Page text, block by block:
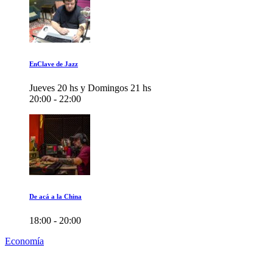
EnClave de Jazz
Jueves 20 hs y Domingos 21 hs
20:00 - 22:00
De acá a la China
18:00 - 20:00
Economía